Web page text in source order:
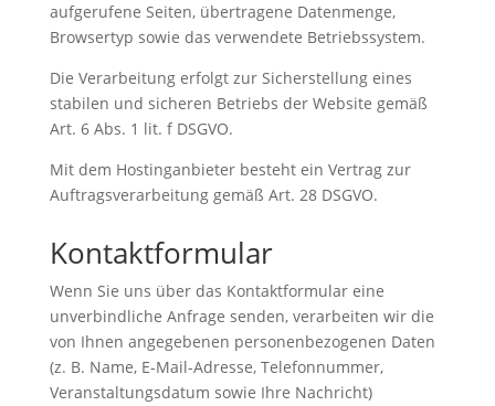
aufgerufene Seiten, übertragene Datenmenge,
Browsertyp sowie das verwendete Betriebssystem.
Die Verarbeitung erfolgt zur Sicherstellung eines
stabilen und sicheren Betriebs der Website gemäß
Art. 6 Abs. 1 lit. f DSGVO.
Mit dem Hostinganbieter besteht ein Vertrag zur
Auftragsverarbeitung gemäß Art. 28 DSGVO.
Kontaktformular
Wenn Sie uns über das Kontaktformular eine
unverbindliche Anfrage senden, verarbeiten wir die
von Ihnen angegebenen personenbezogenen Daten
(z. B. Name, E-Mail-Adresse, Telefonnummer,
Veranstaltungsdatum sowie Ihre Nachricht)